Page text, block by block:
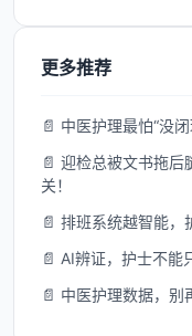
更多推荐
📄 中医护理最怕“没闭
📄 迎检总被文书拖
关！
📄 排班系统越智能，
📄 AI辨证，护士不能
📄 中医护理数据，别